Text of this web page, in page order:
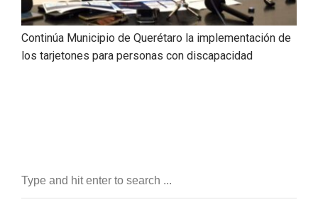
Continúa Municipio de Querétaro la implementación de
los tarjetones para personas con discapacidad